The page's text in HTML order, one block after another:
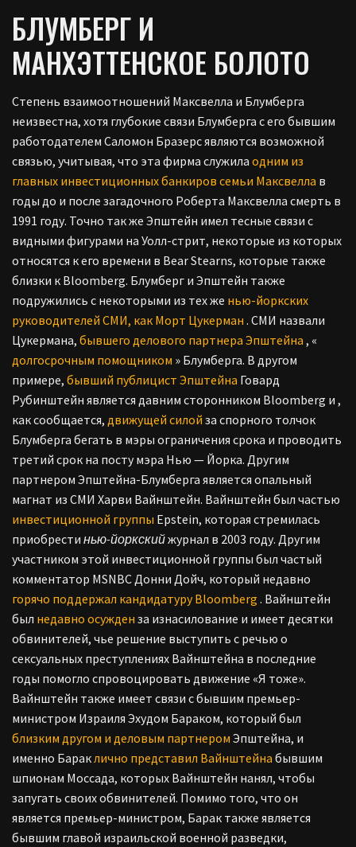
БЛУМБЕРГ И
МАНХЭТТЕНСКОЕ БОЛОТО
Степень взаимоотношений Максвелла и Блумберга
неизвестна, хотя глубокие связи Блумберга с его бывшим
работодателем Саломон Бразерс являются возможной
связью, учитывая, что эта фирма служила одним из
главных инвестиционных банкиров семьи Максвелла в
годы до и после загадочного Роберта Максвелла смерть в
1991 году. Точно так же Эпштейн имел тесные связи с
видными фигурами на Уолл-стрит, некоторые из которых
относятся к его времени в Bear Stearns, которые также
близки к Bloomberg. Блумберг и Эпштейн также
подружились с некоторыми из тех же нью-йоркских
руководителей СМИ, как Морт Цукерман . СМИ назвали
Цукермана, бывшего делового партнера Эпштейна , «
долгосрочным помощником » Блумберга. В другом
примере, бывший публицист Эпштейна Говард
Рубинштейн является давним сторонником Bloomberg и ,
как сообщается, движущей силой за спорного толчок
Блумберга бегать в мэры ограничения срока и проводить
третий срок на посту мэра Нью — Йорка. Другим
партнером Эпштейна-Блумберга является опальный
магнат из СМИ Харви Вайнштейн. Вайнштейн был частью
инвестиционной группы Epstein, которая стремилась
приобрести нью-йоркскийжурнал в 2003 году. Другим
участником этой инвестиционной группы был частый
комментатор MSNBC Донни Дойч, который недавно
горячо поддержал кандидатуру Bloomberg . Вайнштейн
был недавно осужден за изнасилование и имеет десятки
обвинителей, чье решение выступить с речью о
сексуальных преступлениях Вайнштейна в последние
годы помогло спровоцировать движение «Я тоже».
Вайнштейн также имеет связи с бывшим премьер-
министром Израиля Эхудом Бараком, который был
близким другом и деловым партнером Эпштейна, и
именно Бараклично представил Вайнштейна бывшим
шпионам Моссада, которых Вайнштейн нанял, чтобы
запугать своих обвинителей. Помимо того, что он
является премьер-министром, Барак также является
бывшим главой израильской военной разведки,